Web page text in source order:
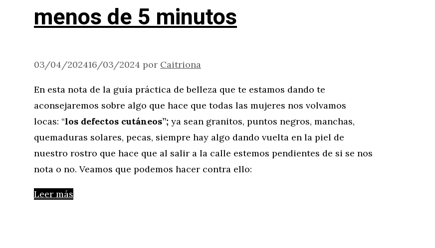
menos de 5 minutos
03/04/202416/03/2024 por Caitriona
En esta nota de la guía práctica de belleza que te estamos dando te
aconsejaremos sobre algo que hace que todas las mujeres nos volvamos
locas: “los defectos cutáneos”; ya sean granitos, puntos negros, manchas,
quemaduras solares, pecas, siempre hay algo dando vuelta en la piel de
nuestro rostro que hace que al salir a la calle estemos pendientes de si se nos
nota o no. Veamos que podemos hacer contra ello:
Leer más